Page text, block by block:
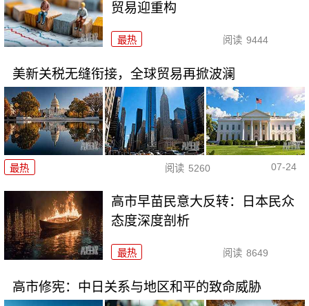
贸易迎重构
最热 阅读 9444
美新关税无缝衔接，全球贸易再掀波澜
最热 阅读 5260 07-24
高市早苗民意大反转：日本民众
态度深度剖析
最热 阅读 8649
高市修宪：中日关系与地区和平的致命威胁